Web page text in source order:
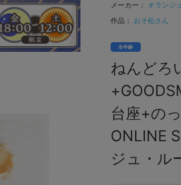
メーカー：
オランジ
作品：
おそ松さん
全年齢
ねんどろ
台座+の
ONLINE
ジュ・ル